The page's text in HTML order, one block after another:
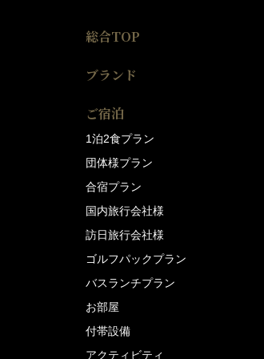
総合TOP
ブランド
ご宿泊
1泊2食プラン
団体様プラン
合宿プラン
国内旅行会社様
訪日旅行会社様
ゴルフパックプラン
バスランチプラン
お部屋
付帯設備
アクティビティ